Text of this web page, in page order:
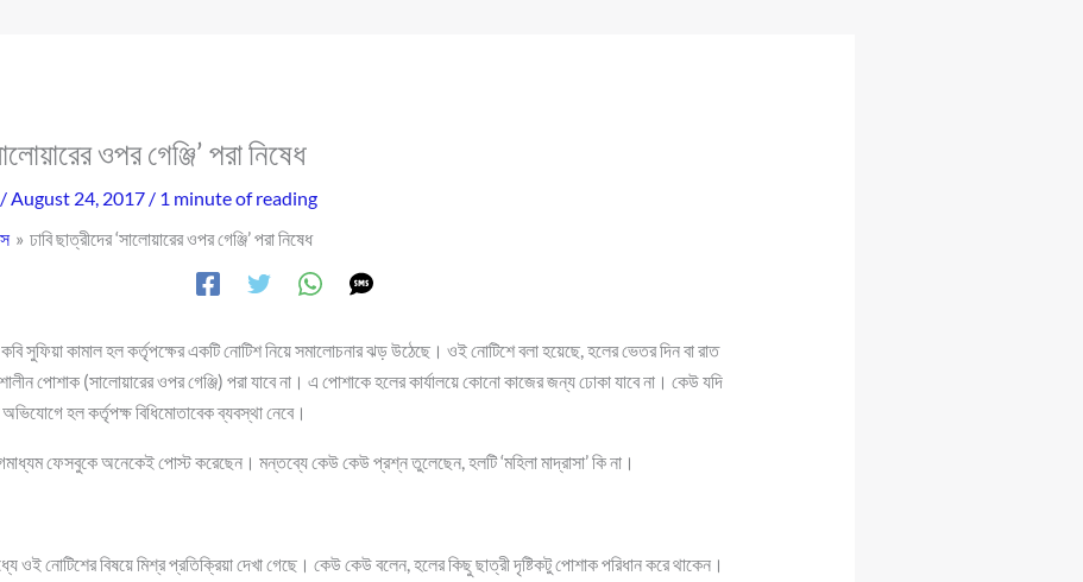
ওপর গেঞ্জি’ পরা নিষেধ
/August 24, 2017 / 1 minute of reading
ঢাবি ছাত্রীদের ‘সালোয়ারের ওপর গেঞ্জি’ পরা নিষেধ
কবি সুফিয়া কামাল হল কর্তৃপক্ষের একটি নোটিশ নিয়ে সমালোচনার ঝড় উঠেছে। ওই নোটিশে বলা হয়েছে, হলের ভেতর দিন বা রাত
পোশাক (সালোয়ারের ওপর গেঞ্জি) পরা যাবে না। এ পোশাকে হলের কার্যালয়ে কোনো কাজের জন্য ঢোকা যাবে না। কেউ যদি
হল কর্তৃপক্ষ বিধিমোতাবেক ব্যবস্থা নেবে।
ফেসবুকে অনেকেই পোস্ট করেছেন। মন্তব্যে কেউ কেউ প্রশ্ন তুলেছেন, হলটি ‘মহিলা মাদ্রাসা’ কি না।
ওই নোটিশের বিষয়ে মিশ্র প্রতিক্রিয়া দেখা গেছে। কেউ কেউ বলেন, হলের কিছু ছাত্রী দৃষ্টিকটু পোশাক পরিধান করে থাকেন।